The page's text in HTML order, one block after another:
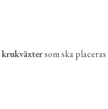
krukväxtersom ska